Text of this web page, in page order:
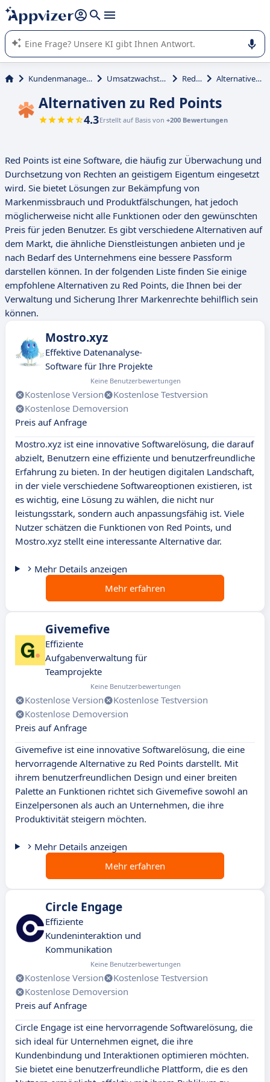
beantworten (mehrere Zeilen mit
Die KI von Appvizer führt Sie bei der Nutzung oder Auswahl
von SaaS-Software in Unternehmen.
Kundenmanagement und Vertrieb Umsatzwachstumsmanagement Red Points Alternativen zu Red Points
Alternativen zu Red Points
4.3Erstellt auf Basis von +200 Bewertungen
Red Points ist eine Software, die häufig zur Überwachung und
Durchsetzung von Rechten an geistigem Eigentum eingesetzt
wird. Sie bietet Lösungen zur Bekämpfung von
Markenmissbrauch und Produktfälschungen, hat jedoch
möglicherweise nicht alle Funktionen oder den gewünschten
Preis für jeden Benutzer. Es gibt verschiedene Alternativen auf
dem Markt, die ähnliche Dienstleistungen anbieten und je
nach Bedarf des Unternehmens eine bessere Passform
darstellen können. In der folgenden Liste finden Sie einige
empfohlene Alternativen zu Red Points, die Ihnen bei der
Verwaltung und Sicherung Ihrer Markenrechte behilflich sein
können.
Mostro.xyz
Effektive Datenanalyse-
Software für Ihre Projekte
Keine Benutzerbewertungen
Kostenlose Version
Kostenlose Testversion
Kostenlose Demoversion
Preis auf Anfrage
Mostro.xyz ist eine innovative Softwarelösung, die darauf
abzielt, Benutzern eine effiziente und benutzerfreundliche
Erfahrung zu bieten. In der heutigen digitalen Landschaft,
in der viele verschiedene Softwareoptionen existieren, ist
es wichtig, eine Lösung zu wählen, die nicht nur
leistungsstark, sondern auch anpassungsfähig ist. Viele
Nutzer schätzen die Funktionen von Red Points, und
Mostro.xyz stellt eine interessante Alternative dar.
Mehr Details anzeigen
Mehr erfahren
Givemefive
Effiziente
Aufgabenverwaltung für
Teamprojekte
Keine Benutzerbewertungen
Kostenlose Version
Kostenlose Testversion
Kostenlose Demoversion
Preis auf Anfrage
Givemefive ist eine innovative Softwarelösung, die eine
hervorragende Alternative zu Red Points darstellt. Mit
ihrem benutzerfreundlichen Design und einer breiten
Palette an Funktionen richtet sich Givemefive sowohl an
Einzelpersonen als auch an Unternehmen, die ihre
Produktivität steigern möchten.
Mehr Details anzeigen
Mehr erfahren
Circle Engage
Effiziente
Kundeninteraktion und
Kommunikation
Keine Benutzerbewertungen
Kostenlose Version
Kostenlose Testversion
Kostenlose Demoversion
Preis auf Anfrage
Circle Engage ist eine hervorragende Softwarelösung, die
sich ideal für Unternehmen eignet, die ihre
Kundenbindung und Interaktionen optimieren möchten.
Sie bietet eine benutzerfreundliche Plattform, die es den